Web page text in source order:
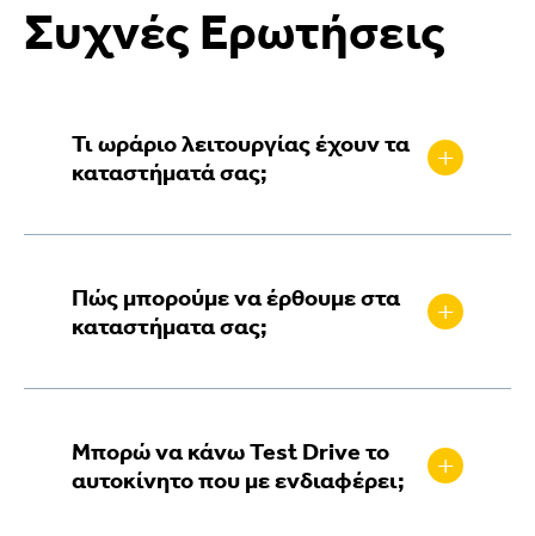
Συχνές Ερωτήσεις
Τι ωράριο λειτουργίας έχουν τα
καταστήματά σας;
+
09:00 – 16:00 Τα Συνεργεία μας
λειτουργούν καθημερινά 08:00 – 18:00
Πώς μπορούμε να έρθουμε στα
καταστήματα σας;
+
το βοήθεια της εφαρμογής GoogleMap
θα λάβετε αναλυτικές οδηγίες
Μπορώ να κάνω Test Drive το
αυτοκίνητο που με ενδιαφέρει;
+